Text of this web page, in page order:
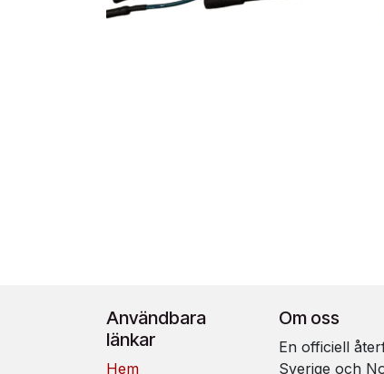
Användbara
länkar
Hem
Om oss
En officiell
Sverige och